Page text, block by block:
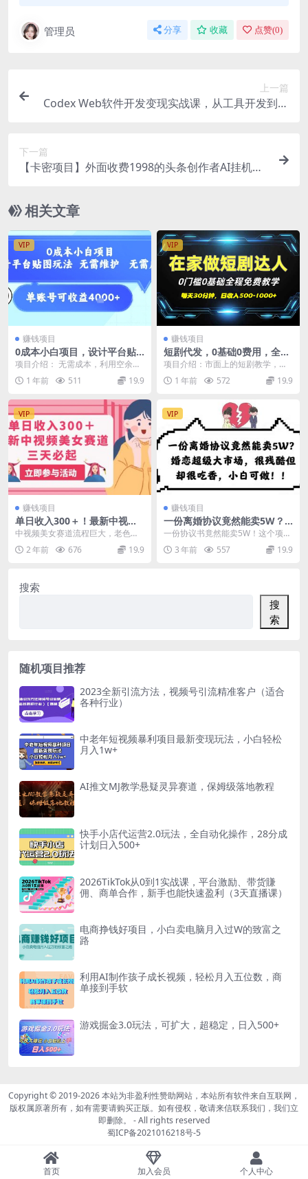
管理员 分享 收藏 点赞(0)
上一篇
Codex Web软件开发变现实战课，从工具开发到软
下一篇
【卡密项目】外面收费1998的头条创作者AI挂机项
本+使用教程】
相关文章
VIP
赚钱项目
0成本小白项目，设计平台贴
图玩法，无需维护，无需成
本，单账号单月可产生收益4k
+
项目介绍： 无需成本，利用空余时
间上传贴图，制作简单快捷，分分
钟搞定，即可实现睡...
1 年前 511 19.9
VIP
赚钱项目
短剧代发，0基础0费用，全程
免费教学，日入500-1000+
项目介绍：市面上的短剧教学，基
本都要599，899甚至上千，我们这
个模式全程免费...
1 年前 572 19.9
VIP
赚钱项目
单日收入300＋！最新中视频
美女赛道，三天必起
中视频美女赛道流程巨大，老色批
爱看，有播放就有收益，视频制作
简单，并且全部原创！...
2 年前 676 19.9
VIP
赚钱项目
一份离婚协议竟然能卖5W？
婚恋超级大市场，很残酷但却
一份协议书竟然能卖5W！这个项目
很残酷但是却很吃香，而且超级冷
门，这个项目就是离...
3 年前 557 19.9
搜索
搜
索
随机项目推荐
2023全新引流方法，视频号引流精准客户（适合
各种行业）
中老年短视频暴利项目最新变现玩法，小白轻松
月入1w+
AI推文MJ教学悬疑灵异赛道，保姆级落地教程
快手小店代运营2.0玩法，全自动化操作，28分成
计划日入500+
2026TikTok从0到1实战课，平台激励、带货賺
佣、商单合作，新手也能快速盈利（3天直播课）
电商挣钱好项目，小白卖电脑月入过W的致富之
路
利用AI制作孩子成长视频，轻松月入五位数，商
单接到手软
游戏掘金3.0玩法，可扩大，超稳定，日入500+
Copyright © 2019-2026本站为非盈利性赞助网站，本站所有软件来自互联网，
版权属原著所有，如有需要请购买正版。如有侵权，敬请来信联系我们，我们立
即删除。
- All rights reserved
蜀ICP备2021016218号-5
首页 加入会员 个人中心